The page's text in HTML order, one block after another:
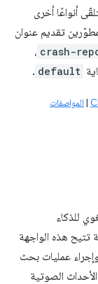
أنواعًا أخرى
تقديم عنوان
crash- ،
default
.
|المواصفات
للذكاء
هذه الواجهة
عمليات بحث
الصوتية